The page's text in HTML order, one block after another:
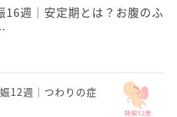
16週｜安定期とは？お腹のふ
12週｜つわりの症